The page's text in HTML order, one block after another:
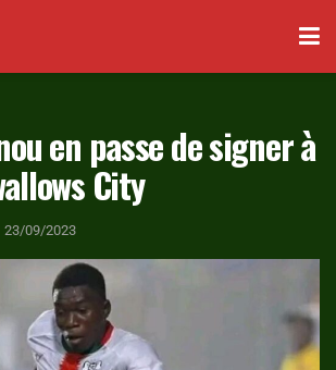
en passe de signer à
City
23/09/2023